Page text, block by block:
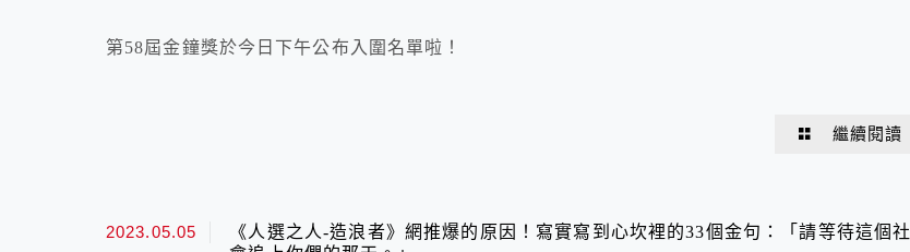
第58屆金鐘獎於今日下午公布入圍名單啦！
繼續閱讀
2023.05.05
《人選之人-造浪者》網推爆的原因！寫實寫到心坎裡的33個金句：「請等待這個社